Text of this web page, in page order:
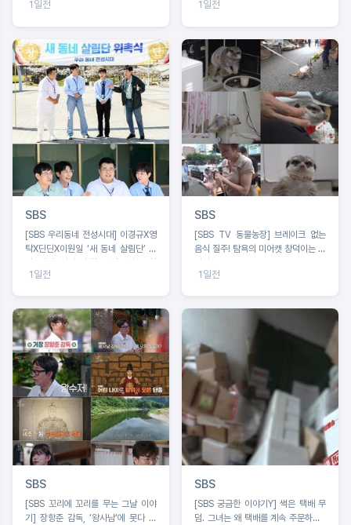
어?!
1일전 1일전
SBS
[SBS 우리동네 전성시대] 이경규X영
탁X딘딘X이원일 ‘새 동네 살림단’ 출
범. 딘딘 “이거 안 될 것 같은데요” 촬
영 첫날 포기 선언
1일전
SBS
[SBS TV 동물농장] 브레이크 없는
음식 질주! 탐욕의 미어캣 창덕이는 못
말려
1일전
SBS
[SBS 꼬리에 꼬리를 무는 그날 이야
기] 장항준 감독, ‘왕사남’에 못다 한
SBS
[SBS 궁금한 이야기Y] 썩은 택배 무
덤. 그녀는 왜 택배를 계속 주문하나 /